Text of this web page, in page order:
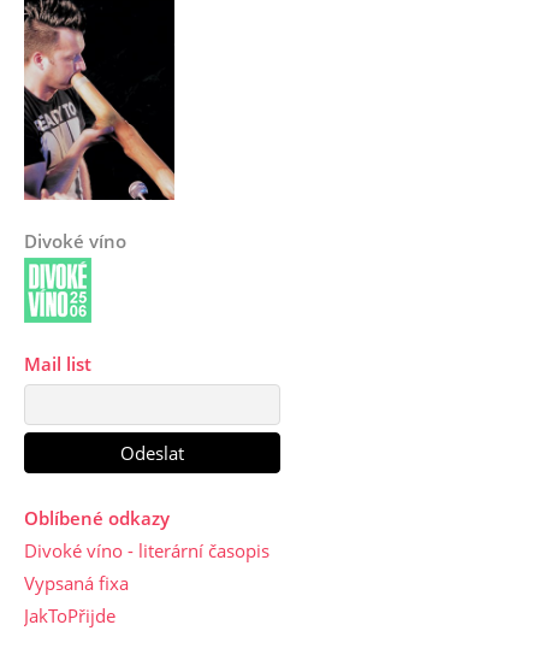
Divoké víno
Mail list
Oblíbené odkazy
Divoké víno - literární časopis
Vypsaná fixa
JakToPřijde